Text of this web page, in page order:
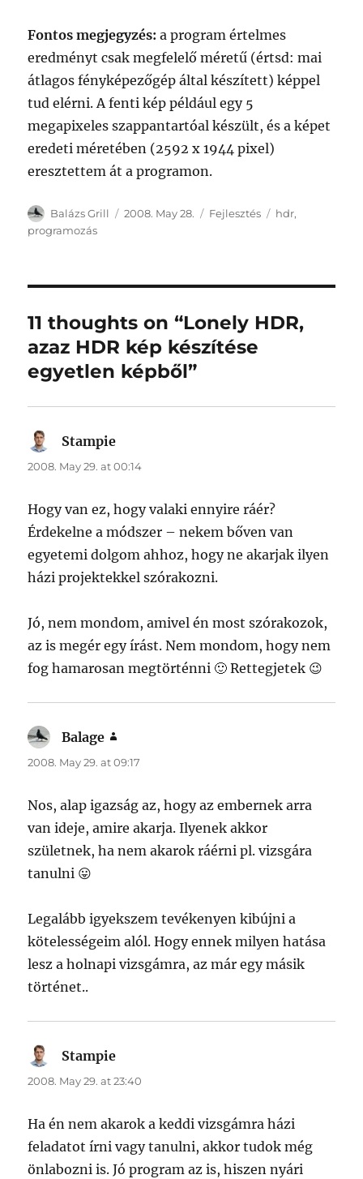
Fontos megjegyzés:a program értelmes
eredményt csak megfelelő méretű (értsd: mai
átlagos fényképezőgép által készített) képpel
tud elérni. A fenti kép például egy 5
megapixeles szappantartóal készült, és a képet
eredeti méretében (2592 x 1944 pixel)
eresztettem át a programon.
Author
Balázs Grill
Posted
2008. May 28. Categories
Fejlesztés Tags
hdr,
programozás
11 thoughts on “Lonely HDR,
azaz HDR kép készítése
egyetlen képből”
Stampie
2008. May 29. at 00:14
Hogy van ez, hogy valaki ennyire ráér?
Érdekelne a módszer – nekem bőven van
egyetemi dolgom ahhoz, hogy ne akarjak ilyen
házi projektekkel szórakozni.
Jó, nem mondom, amivel én most szórakozok,
az is megér egy írást. Nem mondom, hogy nem
fog hamarosan megtörténni 🙂 Rettegjetek 😉
Balage
2008. May 29. at 09:17
Nos, alap igazság az, hogy az embernek arra
van ideje, amire akarja. Ilyenek akkor
születnek, ha nem akarok ráérni pl. vizsgára
tanulni 😛
Legalább igyekszem tevékenyen kibújni a
kötelességeim alól. Hogy ennek milyen hatása
lesz a holnapi vizsgámra, az már egy másik
történet..
Stampie
2008. May 29. at 23:40
Ha én nem akarok a keddi vizsgámra házi
feladatot írni vagy tanulni, akkor tudok még
önlabozni is. Jó program az is, hiszen nyári